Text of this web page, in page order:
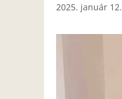
2025. január 12.